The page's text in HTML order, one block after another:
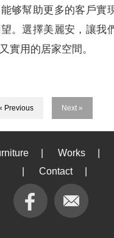
够幫助更多的客戶實
。選擇美麗安，讓我
實用的居家空間。
Previous Next »
Works
Contact